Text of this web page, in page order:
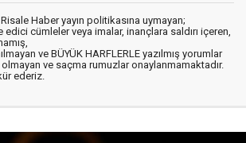
Risale Haber yayın politikasına uymayan;
cümleler veya imalar, inançlara saldırı içeren,
ve BÜYÜK HARFLERLE yazılmış yorumlar
olmayan ve saçma rumuzlar onaylanmamaktadır.
ederiz.